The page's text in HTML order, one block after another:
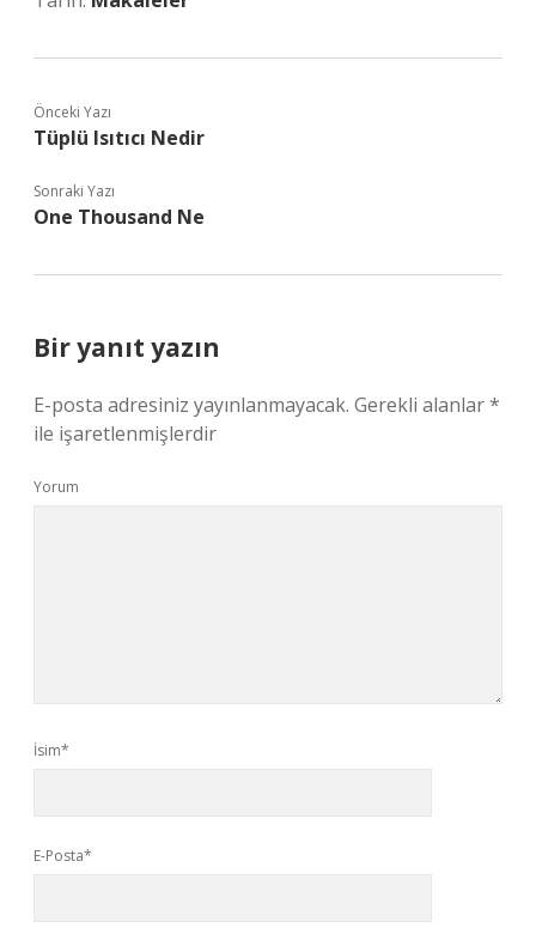
Önceki Yazı
Tüplü Isıtıcı Nedir
Sonraki Yazı
One Thousand Ne
Bir yanıt yazın
E-posta adresiniz yayınlanmayacak. Gerekli alanlar*
ile işaretlenmişlerdir
Yorum
İsim*
E-Posta*